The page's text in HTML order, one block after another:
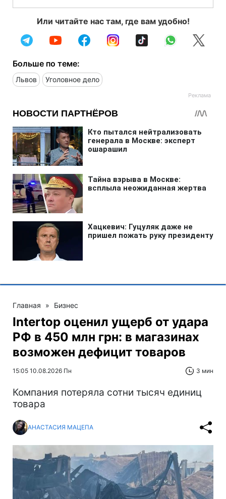
Или читайте нас там, где вам удобно!
Больше по теме:
Львов Уголовное дело
Главная » Бизнес
Intertop оценил ущерб от удара
РФ в 450 млн грн: в магазинах
возможен дефицит товаров
15:05 10.08.2026 Пн 3 мин
Компания потеряла сотни тысяч единиц
товара
АНАСТАСИЯ МАЦЕПА